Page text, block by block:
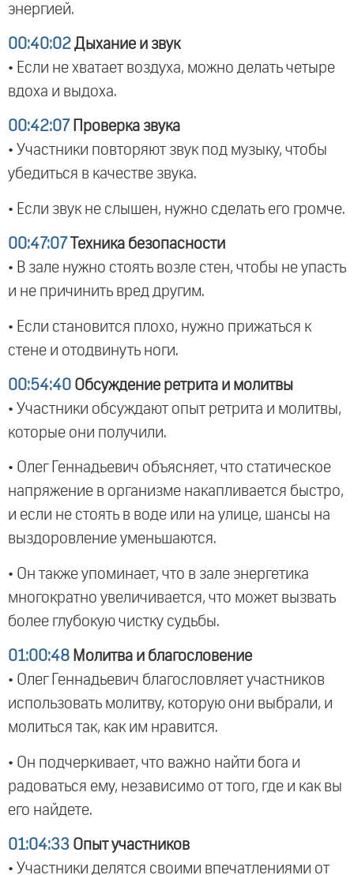
энергией.
00:40:02 Дыхание и звук
• Если не хватает воздуха, можно делать четыре
вдоха и выдоха.
00:42:07 Проверка звука
• Участники повторяют звук под музыку, чтобы
убедиться в качестве звука.
• Если звук не слышен, нужно сделать его громче.
00:47:07 Техника безопасности
• В зале нужно стоять возле стен, чтобы не упасть
и не причинить вред другим.
• Если становится плохо, нужно прижаться к
стене и отодвинуть ноги.
00:54:40 Обсуждение ретрита и молитвы
• Участники обсуждают опыт ретрита и молитвы,
которые они получили.
• Олег Геннадьевич объясняет, что статическое
напряжение в организме накапливается быстро,
и если не стоять в воде или на улице, шансы на
выздоровление уменьшаются.
• Он также упоминает, что в зале энергетика
многократно увеличивается, что может вызвать
более глубокую чистку судьбы.
01:00:48 Молитва и благословение
• Олег Геннадьевич благословляет участников
использовать молитву, которую они выбрали, и
молиться так, как им нравится.
• Он подчеркивает, что важно найти бога и
радоваться ему, независимо от того, где и как вы
его найдете.
01:04:33 Опыт участников
• Участники делятся своими впечатлениями от